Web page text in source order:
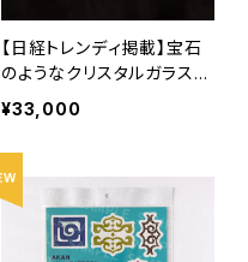
【日経トレンディ掲載】宝石
のようなクリスタルガラスの
テーブルライト - Octagon
/ オクタゴン -
¥33,000